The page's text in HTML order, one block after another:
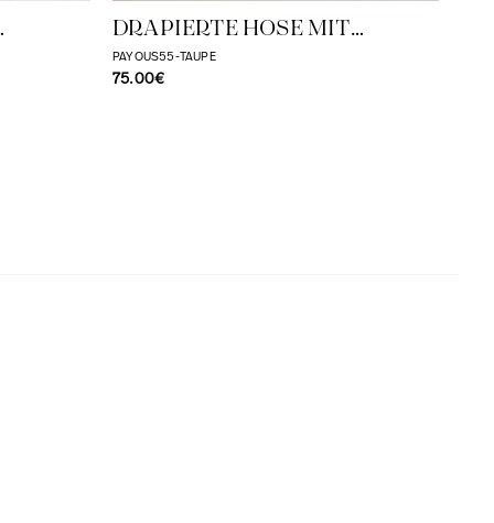
DRAPIERTE HOSE MIT
KNOPFVERZIERUNG
PAYOUS55-TAUPE
75.00€